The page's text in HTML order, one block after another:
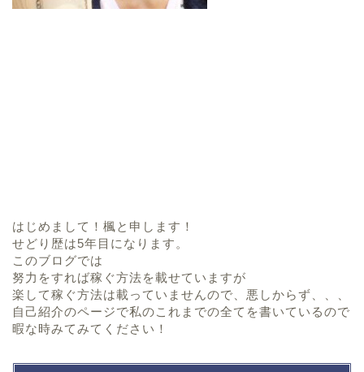
はじめまして！楓と申します！
せどり歴は5年目になります。
このブログでは
努力をすれば稼ぐ方法を載せていますが
楽して稼ぐ方法は載っていませんので、悪しからず、、、
自己紹介のページで私のこれまでの全てを書いているので
暇な時みてみてください！